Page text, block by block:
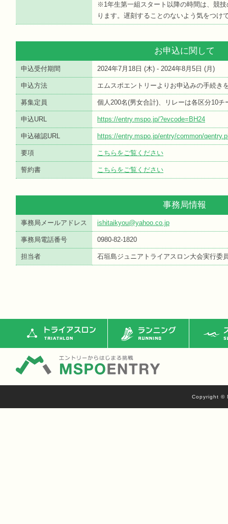
※1年生第一組スタート以降の時間は、競
ります。遅刻することのないよう気をつけ
お申込に関して
申込受付期間 2024年7月18日 (木) - 2024年8月5日 (月 )
申込方法 エムスポエントリーよりお申込みの手続き
募集定員 個人200名(男女合計)、リレーは各区分10
申込URL https://entry.mspo.jp/?evcode=BH24
申込確認URL https://entry.mspo.jp/entry/common/
要項 こちらをご覧ください
誓約書 こちらをご覧ください
事務局情報
事務局メールアドレス ishitaikyou@yahoo.co.jp
事務局電話番号 0980-82-1820
担当者 石垣島ジュニアトライアスロン大会実行委
トライアスロン ランニング ス
Copyright ©